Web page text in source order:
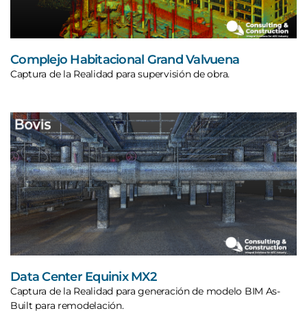
Complejo Habitacional Grand Valvuena
Captura de la Realidad para supervisión de obra.
Data Center Equinix MX2
Captura de la Realidad para generación de modelo BIM As-
Built para remodelación.